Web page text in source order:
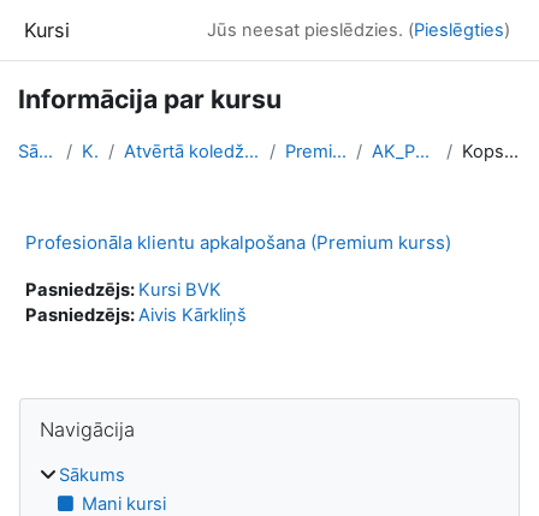
Kursi Jūs neesat pieslēdzies. (Pieslēgties)
Informācija par kursu
Sākums Kursi Atvērtā koledža - Online kursi Premium kursi AK_PKA_PREM Kopsavilkums
Profesionāla klientu apkalpošana (Premium kurss)
Pasniedzējs: Kursi BVK
Pasniedzējs:Aivis Kārkliņš
Bloki
Navigācija
Sākums
Mani kursi